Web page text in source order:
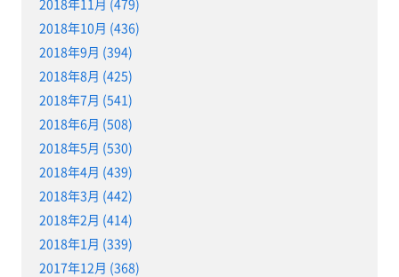
2018年10月 (436)
2018年9月 (394)
2018年8月 (425)
2018年7月 (541)
2018年6月 (508)
2018年5月 (530)
2018年4月 (439)
2018年3月 (442)
2018年2月 (414)
2018年1月 (339)
2017年12月 (368)